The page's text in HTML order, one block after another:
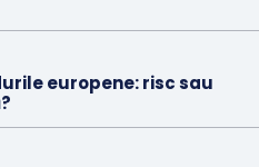
europene: risc sau